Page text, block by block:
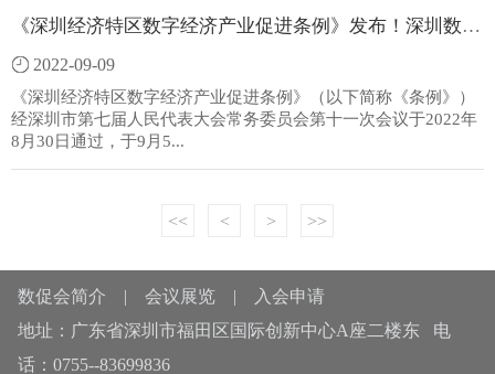
《深圳经济特区数字经济产业促进条例》发布！深圳数字经济开启新征程
2022-09-09
《深圳经济特区数字经济产业促进条例》（以下简称《条例》）
经深圳市第七届人民代表大会常务委员会第十一次会议于2022年
8月30日通过，于9月5...
<< < > >>
数促会简介 | 会议展览|
入会申请
地址：广东省深圳市福田区国际创新中心A座二楼东 电
话：0755--83699836